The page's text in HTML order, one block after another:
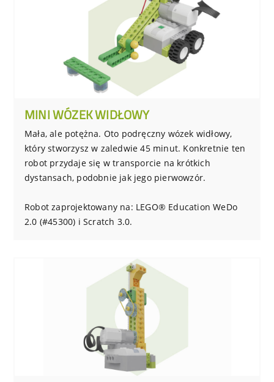
MINI WÓZEK WIDŁOWY
Mała, ale potężna. Oto podręczny wózek widłowy,
który stworzysz w zaledwie 45 minut. Konkretnie ten
robot przydaje się w transporcie na krótkich
dystansach, podobnie jak jego pierwowzór.
Robot zaprojektowany na: LEGO® Education WeDo
2.0 (#45300) i Scratch 3.0.